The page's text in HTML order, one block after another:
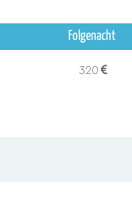
Folgenacht
320